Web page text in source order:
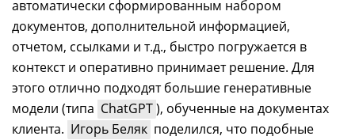
автоматически сформированным набором
документов, дополнительной информацией,
отчетом, ссылками и т.д., быстро погружается в
контекст и оперативно принимает решение. Для
этого отлично подходят большие генеративные
модели (типа ChatGPT), обученные на документах
клиента. Игорь Беляк поделился, что подобные